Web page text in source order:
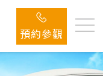
預約參觀